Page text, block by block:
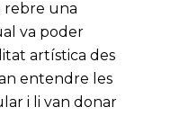
rebre una
va poder
artística des
entendre les
i li van donar